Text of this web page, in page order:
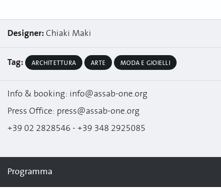
Designer: Chiaki Maki
Tag: ARCHITETTURA ARTE MODA E GIOIELLI
Info & booking: info@assab-one.org
Press Office: press@assab-one.org
+39 02 2828546 - +39 348 2925085
Programma